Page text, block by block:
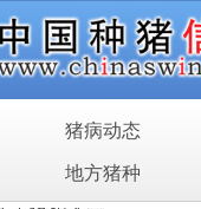
猪病动态
地方猪种